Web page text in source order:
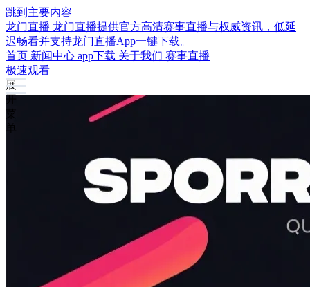
跳到主要内容
龙门直播 龙门直播提供官方高清赛事直播与权威资讯，低延
迟畅看并支持龙门直播App一键下载。
首页 新闻中心 app下载 关于我们 赛事直播
极速观看
展
开
菜
单